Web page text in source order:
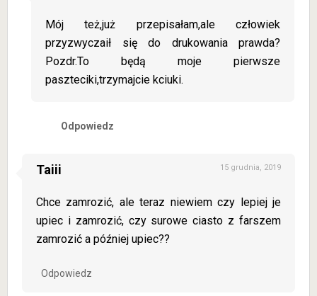
Mój też,już przepisałam,ale człowiek
przyzwyczaił się do drukowania prawda?
Pozdr.To będą moje pierwsze
paszteciki,trzymajcie kciuki.
Odpowiedz
Taiii 15 grudnia, 2019
Chce zamrozić, ale teraz niewiem czy lepiej je
upiec i zamrozić, czy surowe ciasto z farszem
zamrozić a później upiec??
Odpowiedz